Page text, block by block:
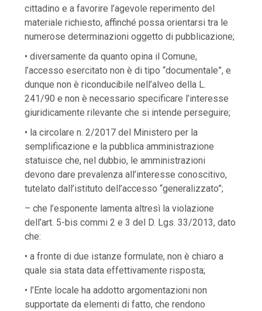
cittadino e a favorire l’agevole reperimento del
materiale richiesto, affinché possa orientarsi tra le
numerose determinazioni oggetto di pubblicazione;
• diversamente da quanto opina il Comune,
l’accesso esercitato non è di tipo “documentale”, e
dunque non è riconducibile nell’alveo della L.
241/90 e non è necessario specificare l’interesse
giuridicamente rilevante che si intende perseguire;
• la circolare n. 2/2017 del Ministero per la
semplificazione e la pubblica amministrazione
statuisce che, nel dubbio, le amministrazioni
devono dare prevalenza all’interesse conoscitivo,
tutelato dall’istituto dell’accesso “generalizzato”;
– che l’esponente lamenta altresì la violazione
dell’art. 5-bis commi 2 e 3 del D. Lgs. 33/2013, dato
che:
• a fronte di due istanze formulate, non è chiaro a
quale sia stata data effettivamente risposta;
• l’Ente locale ha addotto argomentazioni non
supportate da elementi di fatto, che rendono